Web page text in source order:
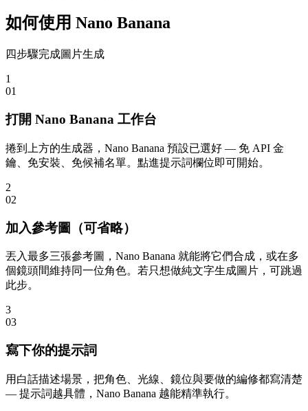
如何使用 Nano Banana
四步驟完成圖片生成
1
01
打開 Nano Banana 工作台
捲到上方的生成器，Nano Banana 預設已選好 — 免 API 金
鑰、免安裝、免候補名單。點進提示詞欄位即可開始。
2
02
加入參考圖（可省略）
丟入最多三張參考圖，Nano Banana 就能將它們合成，或在多
個鏡頭間維持同一位角色。若只想做純文字生成圖片，可跳過
此步。
3
03
寫下你的提示詞
用白話描述場景，把角色、光線、鏡位與要做的編修都寫清楚
— 提示詞越具體，Nano Banana 越能精準執行。